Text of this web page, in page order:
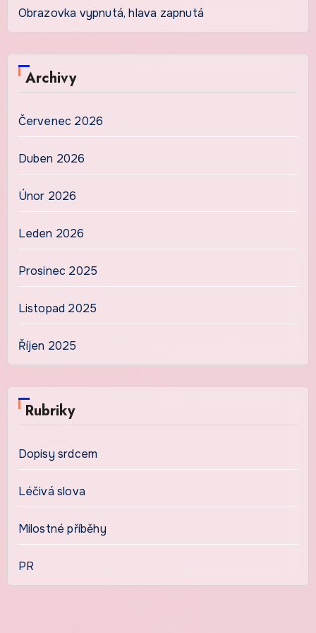
Obrazovka vypnutá, hlava zapnutá
Archivy
Červenec 2026
Duben 2026
Únor 2026
Leden 2026
Prosinec 2025
Listopad 2025
Říjen 2025
Rubriky
Dopisy srdcem
Léčivá slova
Milostné příběhy
PR